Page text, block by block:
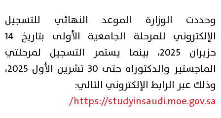
وحددت الوزارة الموعد النهائي للتسجيل
الإلكتروني للمرحلة الجامعية الأولى بتاريخ 14
حزيران 2025، بينما يستمر التسجيل لمرحلتي
الماجستير والدكتوراه حتى 30 تشرين الأول 2025،
وذلك عبر الرابط الإلكتروني التالي:
https://studyinsaudi.moe.gov.sa/